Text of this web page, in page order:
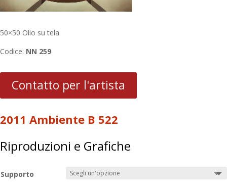
50×50 Olio su tela
Codice: NN 259
Contatto per l'artista
2011 Ambiente B 522
Riproduzioni e Grafiche
Supporto